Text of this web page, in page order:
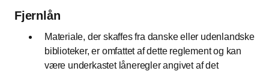
Fjernlån
Materiale, der skaffes fra danske eller udenlandske
biblioteker, er omfattet af dette reglement og kan
være underkastet låneregler angivet af det